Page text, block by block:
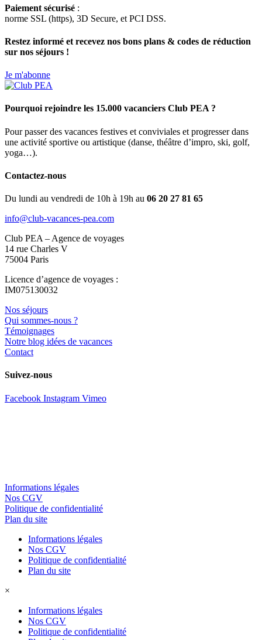
Paiement sécurisé :
norme SSL (https), 3D Secure, et PCI DSS.
Restez informé et recevez nos bons plans & codes de réduction
sur nos séjours !
Je m'abonne
Pourquoi rejoindre les 15.000 vacanciers Club PEA ?
Pour passer des vacances festives et conviviales et progresser dans
une activité sportive ou artistique (danse, théâtre d’impro, ski, golf,
yoga…).
Contactez-nous
Du lundi au vendredi de 10h à 19h au 06 20 27 81 65
info@club-vacances-pea.com
Club PEA – Agence de voyages
14 rue Charles V
75004 Paris
Licence d’agence de voyages :
IM075130032
Nos séjours
Qui sommes-nous ?
Témoignages
Notre blog idées de vacances
Contact
Suivez-nous
Facebook Instagram Vimeo
Informations légales
Nos CGV
Politique de confidentialité
Plan du site
Informations légales
Nos CGV
Politique de confidentialité
Plan du site
×
Informations légales
Nos CGV
Politique de confidentialité